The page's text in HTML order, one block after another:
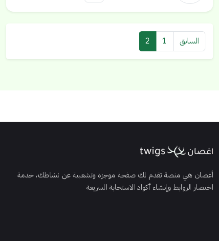
السابق 1
2
أغصان هي منصة تقدم لك صفحة موجزة وتشعبية عن نشاطك، خدمة
اختصار الروابط وإنشاء أكواد الاستجابة السريعة